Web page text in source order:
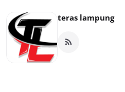
teras lampung